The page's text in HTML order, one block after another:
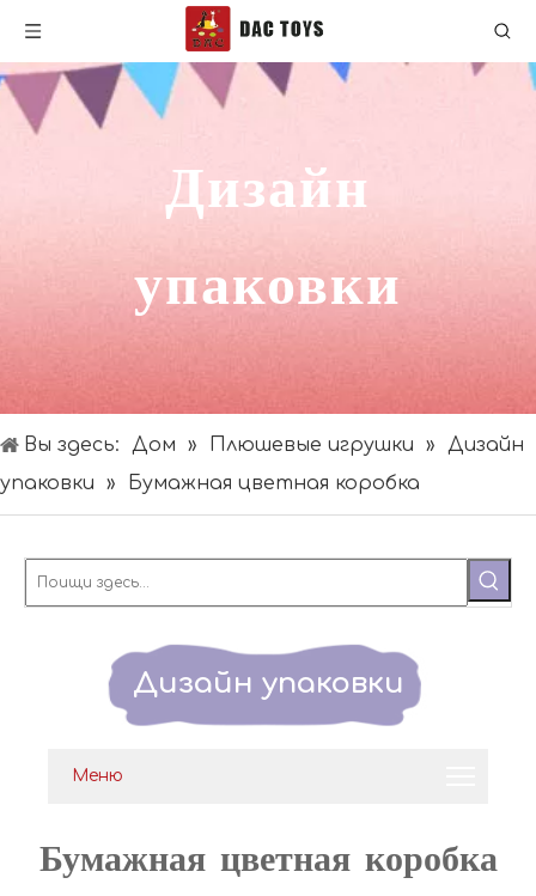
Дизайн
упаковки
Вы здесь: Дом » Плюшевые игрушки »
Дизайн
упаковки
» Бумажная цветная коробка
Дизайн упаковки
Меню
Бумажная цветная коробка